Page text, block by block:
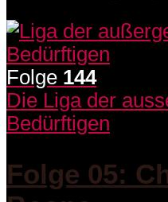
Folge 144
Die Liga der
Bedürftigen
Folge 05: